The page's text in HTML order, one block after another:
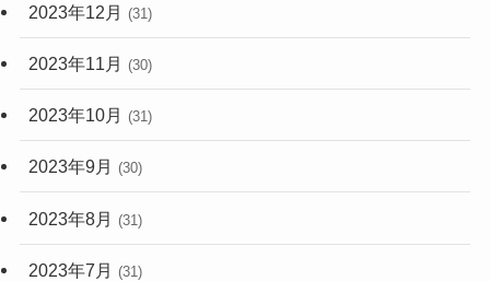
2023年12月 (31)
2023年11月 (30)
2023年10月 (31)
2023年9月 (30)
2023年8月 (31)
2023年7月 (31)